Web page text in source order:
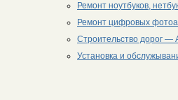
Ремонт ноутбуков,
Ремонт цифровых
Строительство дорог
Установка и